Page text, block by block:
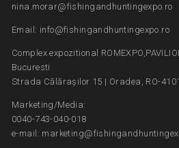
nina.morar@fishingandhuntingexpo.ro
Email: info@fishingandhuntingexpo.ro
Complex expozitional
Bucuresti
Strada Călărașilor 15 | Oradea, RO-
Marketing/Media:
0040-743-040-018
e-mail: